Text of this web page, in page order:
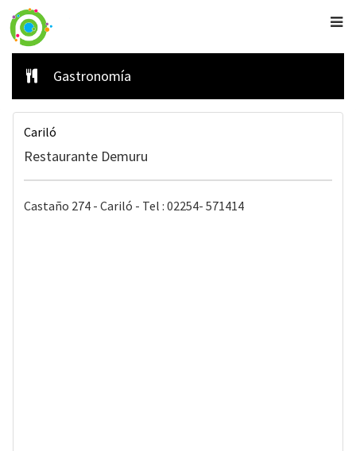
Gastronomía
Cariló
Restaurante Demuru
Castaño 274 - Cariló - Tel : 02254- 571414